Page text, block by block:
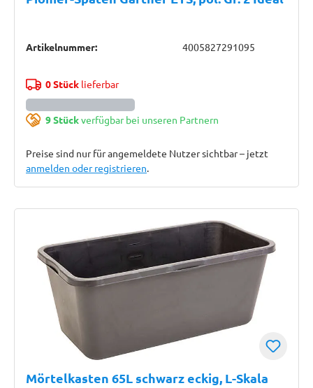
Artikelnummer: 4005827291095
0 Stücklieferbar
9 Stückverfügbar bei unseren Partnern
Preise sind nur für angemeldete Nutzer sichtbar – jetzt
anmelden oder registrieren.
Mörtelkasten 65L schwarz eckig, L-Skala